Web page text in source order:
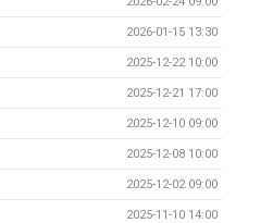
2026-01-15 13:30
2025-12-22 10:00
2025-12-21 17:00
2025-12-10 09:00
2025-12-08 10:00
2025-12-02 09:00
2025-11-10 14:00